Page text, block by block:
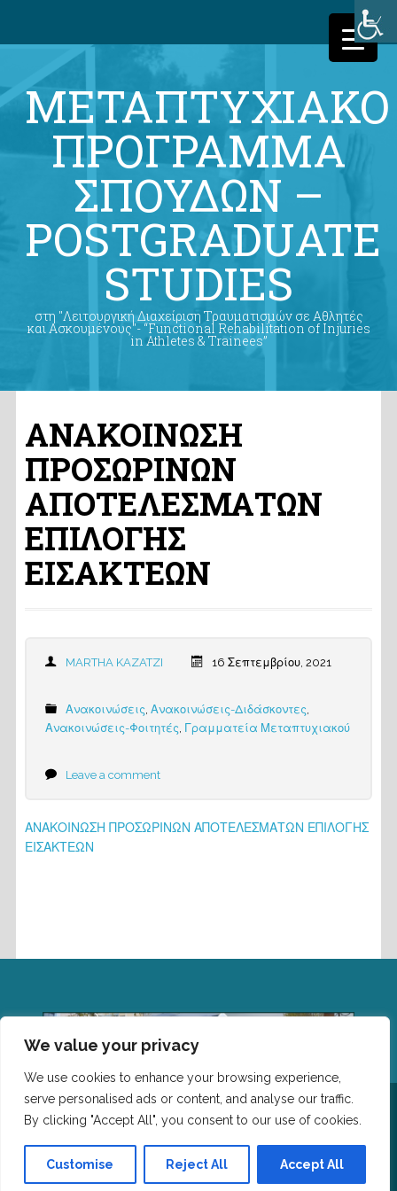
We value your privacy
We use cookies to enhance your browsing experience,
serve personalised ads or content, and analyse our traffic.
By clicking "Accept All", you consent to our use of cookies.
Customise Reject All Accept All
ΜΕΤΑΠΤΥΧΙΑΚΟ
ΠΡΟΓΡΑΜΜΑ
ΣΠΟΥΔΩΝ –
POSTGRADUATE
STUDIES
στη "Λειτουργική Διαχείριση Τραυματισμών σε Αθλητές
και Ασκουμένους"- “Functional Rehabilitation of Injuries
in Athletes & Trainees”
ΑΝΑΚΟΙΝΩΣΗ
ΠΡΟΣΩΡΙΝΩΝ
ΑΠΟΤΕΛΕΣΜΑΤΩΝ
ΕΠΙΛΟΓΗΣ
ΕΙΣΑΚΤΕΩΝ
MARTHA KAZATZI 16 Σεπτεμβρίου, 2021
Ανακοινώσεις, Ανακοινώσεις-Διδάσκοντες,
Ανακοινώσεις-Φοιτητές, Γραμματεία Μεταπτυχιακού
Leave a comment
ΑΝΑΚΟΙΝΩΣΗ ΠΡΟΣΩΡΙΝΩΝ ΑΠΟΤΕΛΕΣΜΑΤΩΝ ΕΠΙΛΟΓΗΣ
ΕΙΣΑΚΤΕΩΝ
Επικοινωνία: Τμήμα Επιστήμης Φυσικής Αγωγής και
Αθλητισμού, Δημοκρίτειο Πανεπιστημίο Θράκης,
-39661 Email:leitourgiki@phyed.duth.gr